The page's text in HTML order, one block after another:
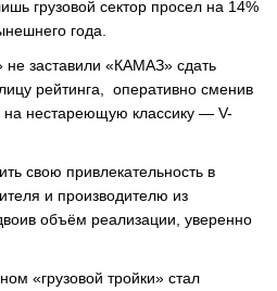
грузовой сектор просел на 14%
года.
не заставили «КАМАЗ» сдать
рейтинга, оперативно сменив
на нестареющую классику — V-
свою привлекательность в
и производителю из
объём реализации, уверенно
«грузовой тройки» стал